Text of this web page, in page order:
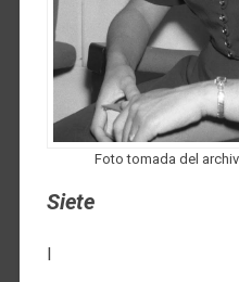
Foto tomada del
Siete